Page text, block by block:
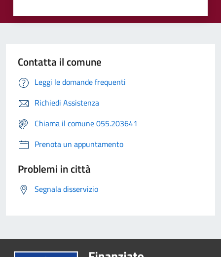
Contatta il comune
Leggi le domande frequenti
Richiedi Assistenza
Chiama il comune 055.203641
Prenota un appuntamento
Problemi in città
Segnala disservizio